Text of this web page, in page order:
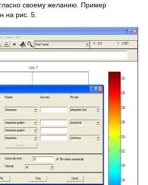
своему желанию. Пример
на рис. 5.